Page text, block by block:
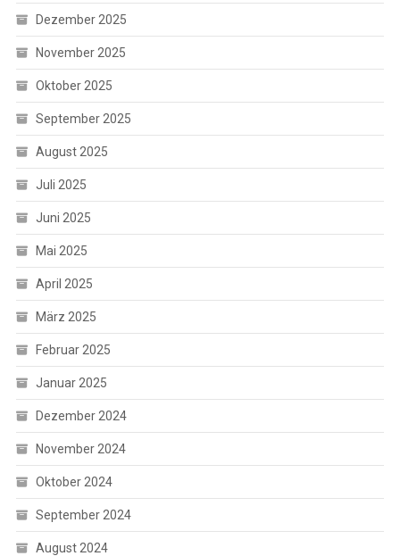
Dezember 2025
November 2025
Oktober 2025
September 2025
August 2025
Juli 2025
Juni 2025
Mai 2025
April 2025
März 2025
Februar 2025
Januar 2025
Dezember 2024
November 2024
Oktober 2024
September 2024
August 2024